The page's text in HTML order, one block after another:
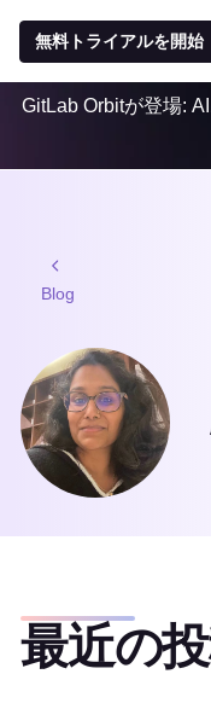
無料トライアルを開始
GitLab Orbitが登場:
Blog
最近の